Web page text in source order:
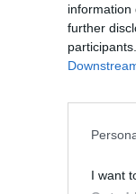
information
further
I want